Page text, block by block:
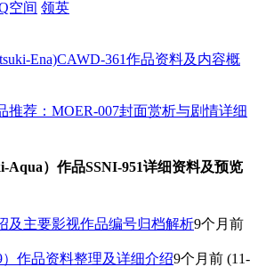
空间 领英
Ena)CAWD-361作品资料及内容概
推荐：MOER-007封面赏析与剧情详细
Aqua）作品SSNI-951详细资料及预览
及主要影视作品编号归档解析9个月前
作品资料整理及详细介绍9个月前 (11-